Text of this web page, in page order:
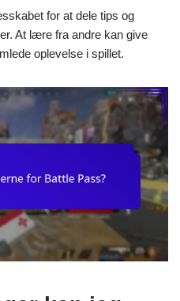
for at dele tips og
At lære fra andre kan give
oplevelse i spillet.